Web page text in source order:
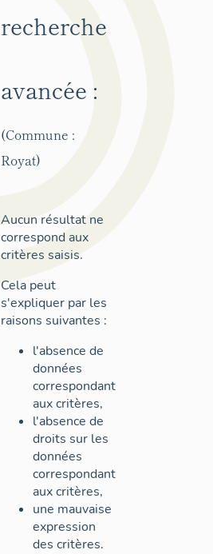
recherche
avancée :
(Commune :
Royat)
Aucun résultat ne
correspond aux
critères saisis.
Cela peut
s'expliquer par les
raisons suivantes :
l'absence de
données
correspondant
aux critères,
l'absence de
droits sur les
données
correspondant
aux critères,
une mauvaise
expression
des critères.